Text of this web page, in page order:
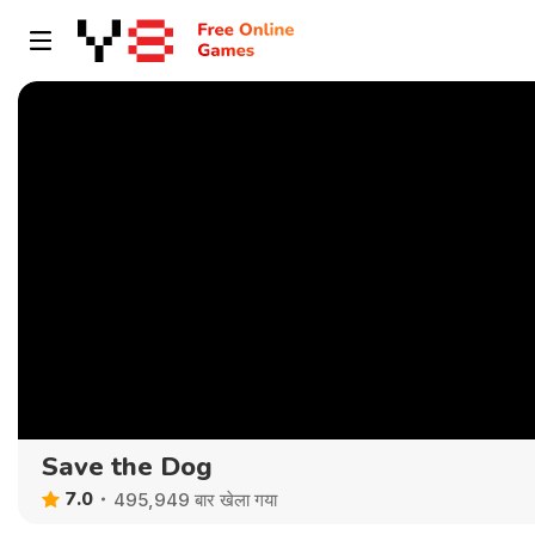
Save the Dog
7.0 495,949 बार खेला गया